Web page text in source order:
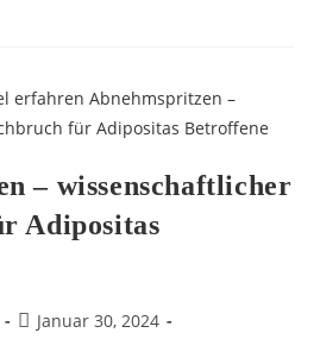
– wissenschaftlicher
Adipositas
Januar 30, 2024